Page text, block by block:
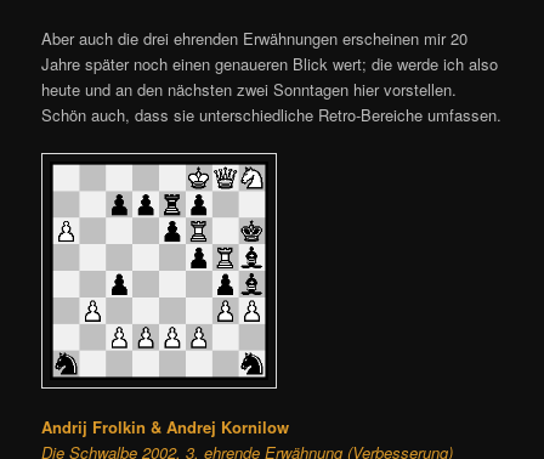
Aber auch die drei ehrenden Erwähnungen erscheinen mir 20
Jahre später noch einen genaueren Blick wert; die werde ich also
heute und an den nächsten zwei Sonntagen hier vorstellen.
Schön auch, dass sie unterschiedliche Retro-Bereiche umfassen.
Andrij Frolkin & Andrej Kornilow
Die Schwalbe 2002, 3. ehrende Erwähnung (Verbesserung)